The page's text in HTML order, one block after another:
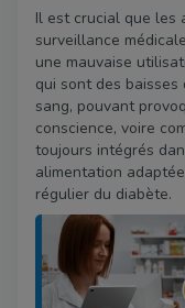
Il est crucial que les
surveillance
une mauvaise
qui sont des
sang, pouvant
conscience, voire
toujours intégrés
alimentation
régulier du diabète.